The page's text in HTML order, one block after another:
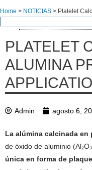
Home > NOTICIAS > Platelet
PLATELET
ALUMINA
Admin agosto 6,
La alúmina calcinada en
de óxido de aluminio
única en forma de